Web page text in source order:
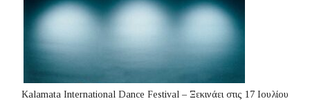
Kalamata International Dance Festival – Ξεκινάει στις 17 Ιουλίου